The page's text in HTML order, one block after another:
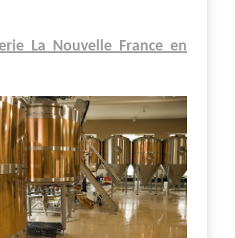
La Nouvelle France en